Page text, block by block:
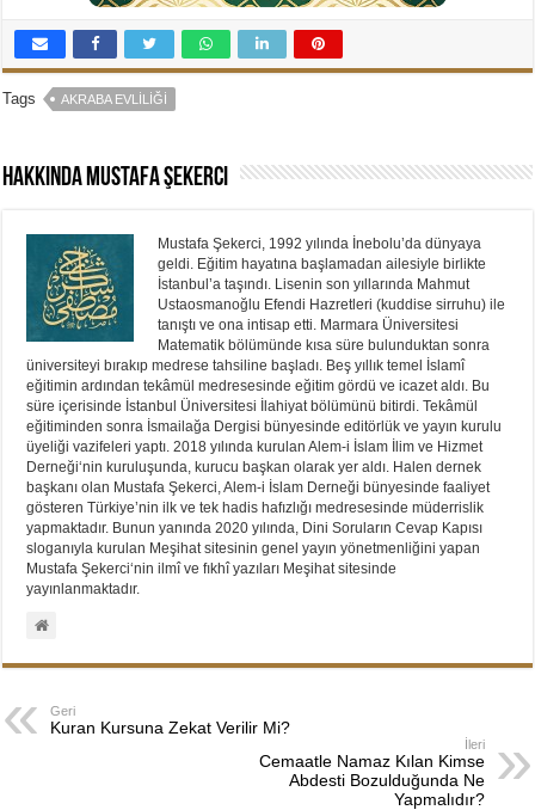
Tags AKRABA EVLILIĞI
Hakkında Mustafa Şekerci
Mustafa Şekerci, 1992 yılında İnebolu’da dünyaya
geldi. Eğitim hayatına başlamadan ailesiyle birlikte
İstanbul’a taşındı. Lisenin son yıllarında Mahmut
Ustaosmanoğlu Efendi Hazretleri (kuddise sirruhu) ile
tanıştı ve ona intisap etti. Marmara Üniversitesi
Matematik bölümünde kısa süre bulunduktan sonra
üniversiteyi bırakıp medrese tahsiline başladı. Beş yıllık temel İslamî
eğitimin ardından tekâmül medresesinde eğitim gördü ve icazet aldı. Bu
süre içerisinde İstanbul Üniversitesi İlahiyat bölümünü bitirdi. Tekâmül
eğitiminden sonra İsmailağa Dergisi bünyesinde editörlük ve yayın kurulu
üyeliği vazifeleri yaptı. 2018 yılında kurulan Alem-i İslam İlim ve Hizmet
Derneği‘nin kuruluşunda, kurucu başkan olarak yer aldı. Halen dernek
başkanı olan Mustafa Şekerci, Alem-i İslam Derneği bünyesinde faaliyet
gösteren Türkiye’nin ilk ve tek hadis hafızlığı medresesinde müderrislik
yapmaktadır. Bunun yanında 2020 yılında, Dini Soruların Cevap Kapısı
sloganıyla kurulan Meşihat sitesinin genel yayın yönetmenliğini yapan
Mustafa Şekerci‘nin ilmî ve fıkhî yazıları Meşihat sitesinde
yayınlanmaktadır.
Geri
Kuran Kursuna Zekat Verilir Mi?
İleri
Cemaatle Namaz Kılan Kimse
Abdesti Bozulduğunda Ne
Yapmalıdır?